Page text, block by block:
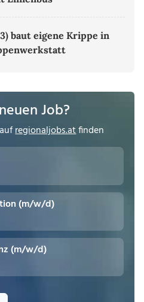
baut eigene Krippe in
Job?
regionaljobs.atfinden
(m/w/d)
(m/w/d)